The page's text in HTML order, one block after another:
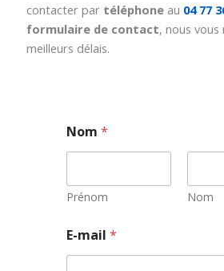
contacter par téléphoneau 04 77
formulaire de contact, nous
meilleurs délais.
Nom*
Prénom Nom
E-mail*